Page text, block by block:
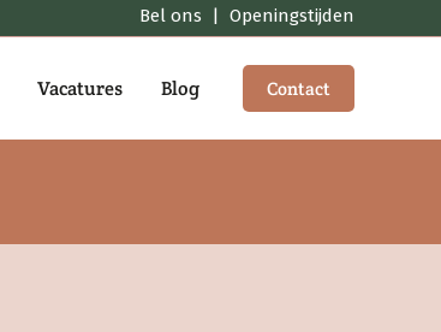
Bel ons | Openingstijden
Vacatures Blog Contact